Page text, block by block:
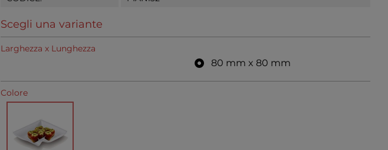
Scegli una variante
Larghezza x Lunghezza
80 mm x 80 mm
Colore